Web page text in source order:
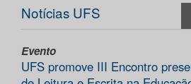
Notícias UFS
Evento
UFS promove III Encontro